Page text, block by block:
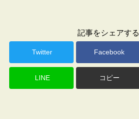
記事をシェアする
Twitter Facebook
LINE コピー